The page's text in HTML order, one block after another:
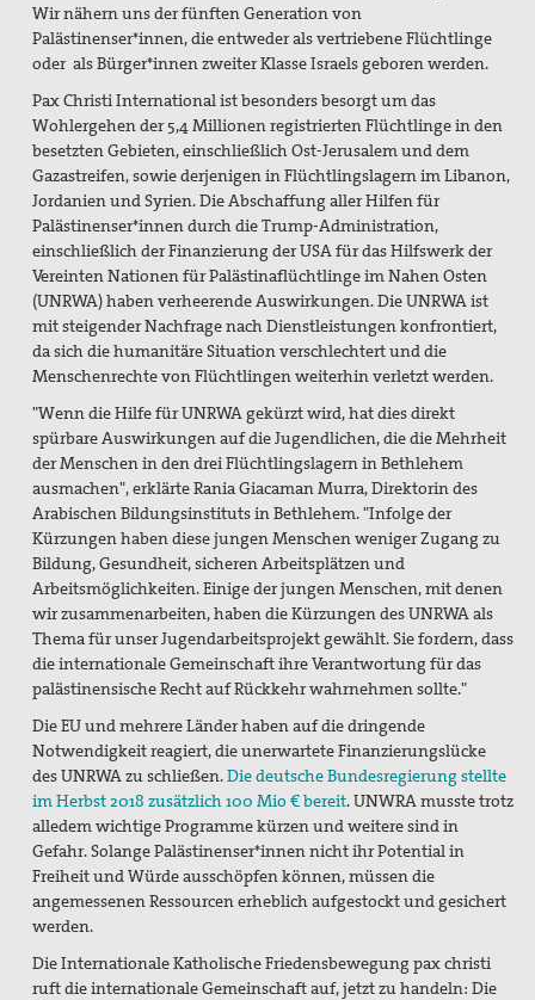
Wir nähern uns der fünften Generation von
Palästinenser*innen, die entweder als vertriebene Flüchtlinge
oder als Bürger*innen zweiter Klasse Israels geboren werden.
Pax Christi International ist besonders besorgt um das
Wohlergehen der 5,4 Millionen registrierten Flüchtlinge in den
besetzten Gebieten, einschließlich Ost-Jerusalem und dem
Gazastreifen, sowie derjenigen in Flüchtlingslagern im Libanon,
Jordanien und Syrien. Die Abschaffung aller Hilfen für
Palästinenser*innen durch die Trump-Administration,
einschließlich der Finanzierung der USA für das Hilfswerk der
Vereinten Nationen für Palästinaflüchtlinge im Nahen Osten
(UNRWA) haben verheerende Auswirkungen. Die UNRWA ist
mit steigender Nachfrage nach Dienstleistungen konfrontiert,
da sich diehumanitäre Situation verschlechtert und die
Menschenrechte von Flüchtlingen weiterhin verletzt werden.
"Wenn die Hilfe für UNRWA gekürzt wird, hat dies direkt
spürbare Auswirkungen auf die Jugendlichen, die die Mehrheit
der Menschen in den drei Flüchtlingslagern in Bethlehem
ausmachen", erklärte Rania Giacaman Murra, Direktorin des
Arabischen Bildungsinstituts in Bethlehem. "Infolge der
Kürzungen haben diese jungen Menschen weniger Zugang zu
Bildung, Gesundheit, sicheren Arbeitsplätzen und
Arbeitsmöglichkeiten. Einige der jungen Menschen, mit denen
wir zusammenarbeiten, haben die Kürzungen des UNRWA als
Thema für unser Jugendarbeitsprojekt gewählt. Sie fordern, dass
die internationale Gemeinschaft ihre Verantwortung für das
palästinensische Recht auf Rückkehr wahrnehmen sollte."
Die EU und mehrere Länder haben auf die dringende
Notwendigkeit reagiert, die unerwartete Finanzierungslücke
des UNRWA zu schließen.Die deutsche Bundesregierung stellte
im Herbst 2018 zusätzlich 100 Mio € bereit. UNWRA musste trotz
alledem wichtige Programme kürzen und weitere sind in
Gefahr. Solange Palästinenser*innen nicht ihr Potential in
Freiheit und Würde ausschöpfen können, müssen die
angemessenen Ressourcen erheblich aufgestockt und gesichert
werden.
Die Internationale Katholische Friedensbewegung pax christi
ruft die internationale Gemeinschaft auf, jetzt zu handeln: Die